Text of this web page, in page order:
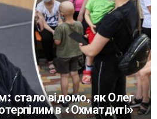
стало відомо, як Олег
в «Охматдиті»